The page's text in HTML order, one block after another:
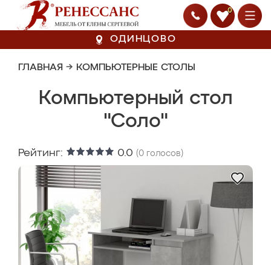
0
ОДИНЦОВО
ГЛАВНАЯ → КОМПЬЮТЕРНЫЕ СТОЛЫ
Компьютерный стол
"Соло"
Рейтинг: 0.0 (0 голосов)